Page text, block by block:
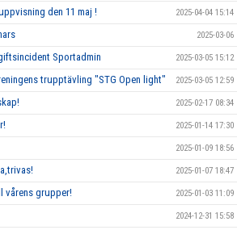
den 11 maj ! 2025-04-04 15:14
2025-03-06
Sportadmin 2025-03-05 15:12
trupptävling "STG Open light" 2025-03-05 12:59
2025-02-17 08:34
2025-01-14 17:30
2025-01-09 18:56
2025-01-07 18:47
vårens grupper! 2025-01-03 11:09
2024-12-31 15:58